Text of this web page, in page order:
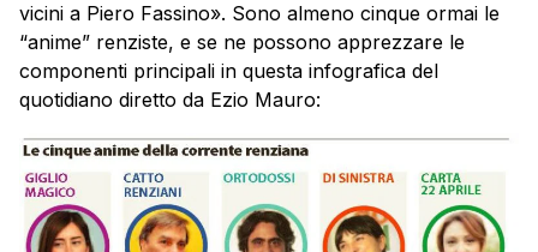
vicini a Piero Fassino». Sono almeno cinque ormai le
“anime” renziste, e se ne possono apprezzare le
componenti principali in questa infografica del
quotidiano diretto da Ezio Mauro: